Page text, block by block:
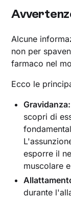
Alcune
non per
farmaco nel
Ecco le
Gravidanza:
scopri di
esporre il
muscolare
durante